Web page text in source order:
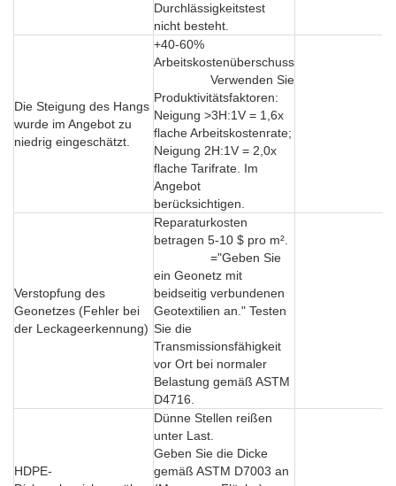
Durchlässigkeitstest
nicht besteht.
Die Steigung des Hangs
wurde im Angebot zu
niedrig eingeschätzt.
+40-60%
Arbeitskostenüberschuss
Verwenden Sie
Produktivitätsfaktoren:
Neigung >3H:1V = 1,6x
flache Arbeitskostenrate;
Neigung 2H:1V = 2,0x
flache Tarifrate. Im
Angebot
berücksichtigen.
Verstopfung des
Geonetzes (Fehler bei
der Leckageerkennung)
Reparaturkosten
betragen 5-10 $ pro m².
="Geben Sie
ein Geonetz mit
beidseitig verbundenen
Geotextilien an." Testen
Sie die
Transmissionsfähigkeit
vor Ort bei normaler
Belastung gemäß ASTM
D4716.
HDPE-
Dünne Stellen reißen
unter Last.
Geben Sie die Dicke
gemäß ASTM D7003 an